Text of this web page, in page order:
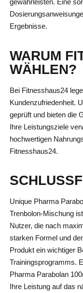
gewährleisten. Eine
Ergebnisse.
WARUM
WÄHLEN?
Bei Fitnesshaus24
Kundenzufriedenheit.
geprüft und bieten die
Ihre Leistungsziele
hochwertigen
Fitnesshaus24.
Unique Pharma
Trenbolon-Mischung
Nutzer, die nach
starken Formel und
Produkt ein wichtiger
Trainingsprogramms.
Pharma Parabolan
Ihre Leistung auf das